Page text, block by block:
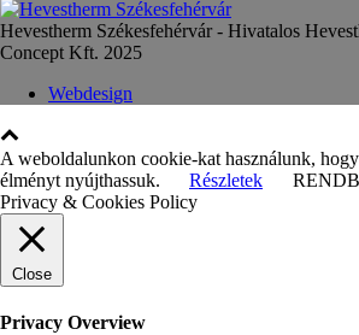
Hevestherm Székesfehérvár - Hivatalos
Concept Kft. 2025
Webdesign
A weboldalunkon cookie-kat használunk,
élményt nyújthassuk.
Részletek
Privacy & Cookies Policy
Close
Privacy Overview